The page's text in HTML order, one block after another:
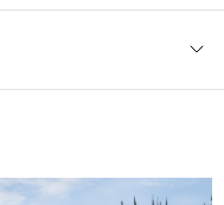
rękawa, długość
no ale taki splot